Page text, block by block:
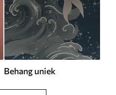
Behang uniek